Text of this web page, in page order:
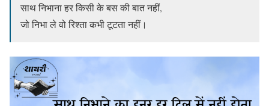
साथ निभाना हर किसी के बस की बात नहीं,
जो निभा ले वो रिश्ता कभी टूटता नहीं।